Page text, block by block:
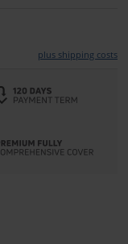
plus shipping costs